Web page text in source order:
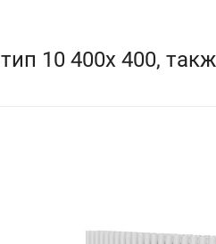
10 400х 400,